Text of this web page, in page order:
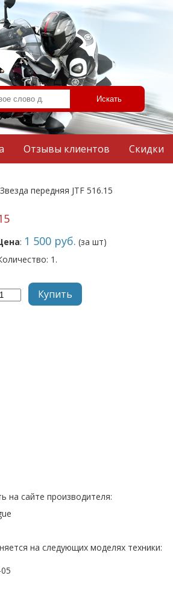
Отзывы клиентов Скидки
Звезда передняя JTF 516.15
: 1 500 руб. (за шт)
1.
Купить
на сайте производителя:
на следующих моделях техники: